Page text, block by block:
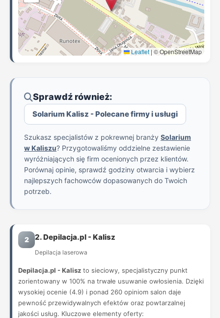
Leaflet | © OpenStreetMap
Sprawdź również:
Solarium Kalisz - Polecane firmy i usługi
Szukasz specjalistów z pokrewnej branży Solarium
w Kaliszu? Przygotowaliśmy oddzielne zestawienie
wyróżniających się firm ocenionych przez klientów.
Porównaj opinie, sprawdź godziny otwarcia i wybierz
najlepszych fachowców dopasowanych do Twoich
potrzeb.
2 2. Depilacja.pl - Kalisz
Depilacja laserowa
Depilacja.pl - Kalisz to sieciowy, specjalistyczny punkt
zorientowany w 100% na trwałe usuwanie owłosienia. Dzięki
wysokiej ocenie (4.9) i ponad 260 opiniom salon daje
pewność przewidywalnych efektów oraz powtarzalnej
jakości usług. Kluczowe elementy oferty: